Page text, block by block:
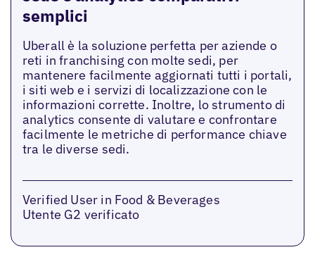
semplici
Uberall è la soluzione perfetta per aziende o
reti in franchising con molte sedi, per
mantenere facilmente aggiornati tutti i portali,
i siti web e i servizi di localizzazione con le
informazioni corrette. Inoltre, lo strumento di
analytics consente di valutare e confrontare
facilmente le metriche di performance chiave
tra le diverse sedi.
Verified User in Food & Beverages
Utente G2 verificato